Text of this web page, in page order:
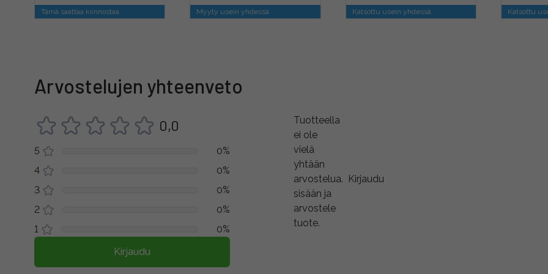
Tämä saattaa kiinnostaa Myyty usein yhdessä Katsottu usein yhdessä Katsottu
Arvostelujen yhteenveto
0,0
5
0%
4
0%
3
0%
2
0%
1
0%
Kirjaudu
Tuotteella
ei ole
vielä
yhtään
arvostelua. Kirjaudu
sisään ja
arvostele
tuote.